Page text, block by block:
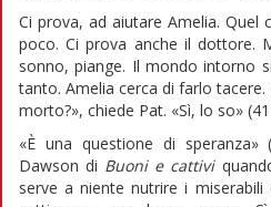
Ci prova, ad aiutare Amelia.
poco. Ci prova anche il dottore.
sonno, piange. Il mondo intorno
tanto. Amelia cerca di farlo tacere.
morto?», chiede Pat. «Sì, lo so»
«È una questione di speranza»
Dawson di Buoni e cattivi
serve a niente nutrire i miserabili